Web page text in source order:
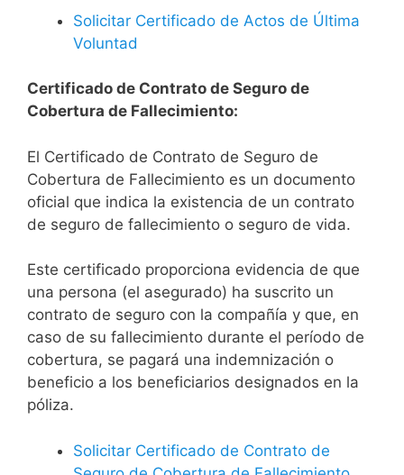
Solicitar Certificado de Actos de Última
Voluntad
Certificado de Contrato de Seguro de
Cobertura de Fallecimiento:
El Certificado de Contrato de Seguro de
Cobertura de Fallecimiento es un documento
oficial que indica la existencia de un contrato
de seguro de fallecimiento o seguro de vida.
Este certificado proporciona evidencia de que
una persona (el asegurado) ha suscrito un
contrato de seguro con la compañía y que, en
caso de su fallecimiento durante el período de
cobertura, se pagará una indemnización o
beneficio a los beneficiarios designados en la
póliza.
Solicitar Certificado de Contrato de